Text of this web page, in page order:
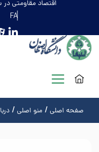
اقتصاد مقاومتی
FA
صفحه اصلی منو اصلی